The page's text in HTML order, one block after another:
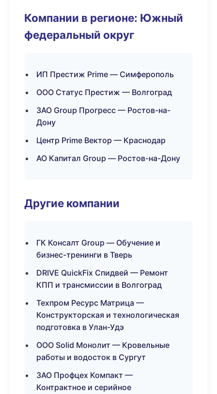
Компании в регионе: Южный
федеральный округ
ИП Престиж Prime — Симферополь
ООО Статус Престиж — Волгоград
ЗАО Group Прогресс — Ростов-на-
Дону
Центр Prime Вектор — Краснодар
АО Капитал Group — Ростов-на-Дону
Другие компании
ГК Консалт Group — Обучение и
бизнес-тренинги в Тверь
DRIVE QuickFix Спидвей — Ремонт
КПП и трансмиссии в Волгоград
Техпром Ресурс Матрица —
Конструкторская и технологическая
подготовка в Улан-Удэ
ООО Solid Монолит — Кровельные
работы и водосток в Сургут
ЗАО Профцех Компакт —
Контрактное и серийное